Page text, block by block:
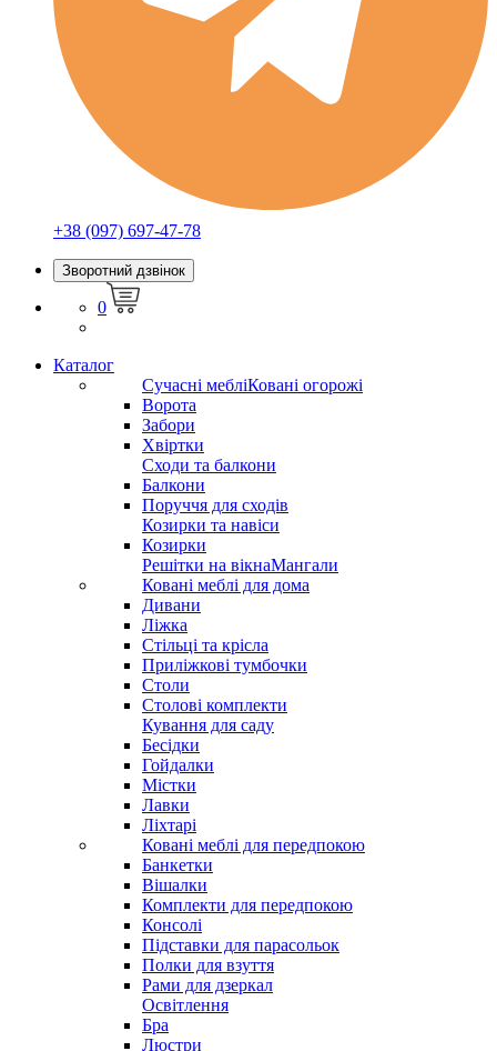
+38 (097) 697-47-78
Зворотний дзвінок
0
Каталог
Сучасні мебліКовані огорожі
Ворота
Забори
Хвіртки
Сходи та балкони
Балкони
Поруччя для сходів
Козирки та навіси
Козирки
Решітки на вікнаМангали
Ковані меблі для дома
Дивани
Ліжка
Стільці та крісла
Приліжкові тумбочки
Столи
Столові комплекти
Кування для саду
Бесідки
Гойдалки
Містки
Лавки
Ліхтарі
Ковані меблі для передпокою
Банкетки
Вішалки
Комплекти для передпокою
Консолі
Підставки для парасольок
Полки для взуття
Рами для дзеркал
Освітлення
Бра
Люстри